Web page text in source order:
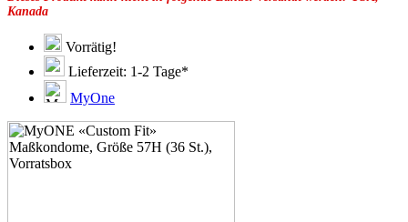
49G
51C
51D
51E
51F
51G
53C
53D
53E
Kanada
Vorrätig!
Lieferzeit: 1-2 Tage*
MyOne